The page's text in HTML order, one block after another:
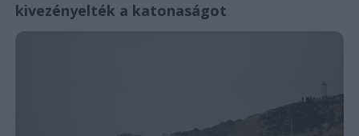
kivezényelték a katonaságot